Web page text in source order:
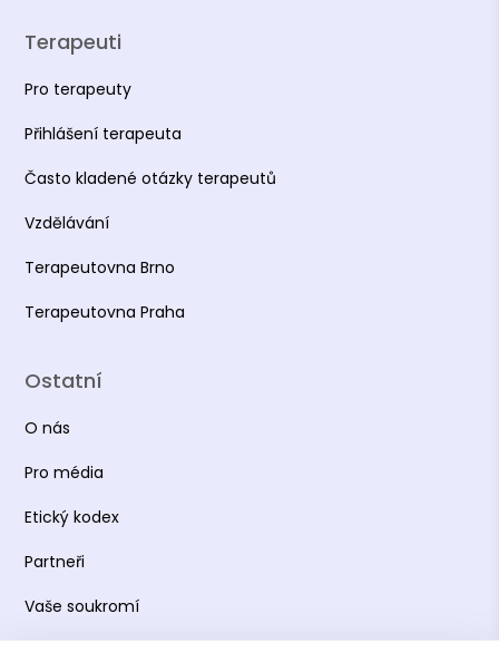
Terapeuti
Pro terapeuty
Přihlášení terapeuta
Často kladené otázky terapeutů
Vzdělávání
Terapeutovna Brno
Terapeutovna Praha
Ostatní
O nás
Pro média
Etický kodex
Partneři
Vaše soukromí